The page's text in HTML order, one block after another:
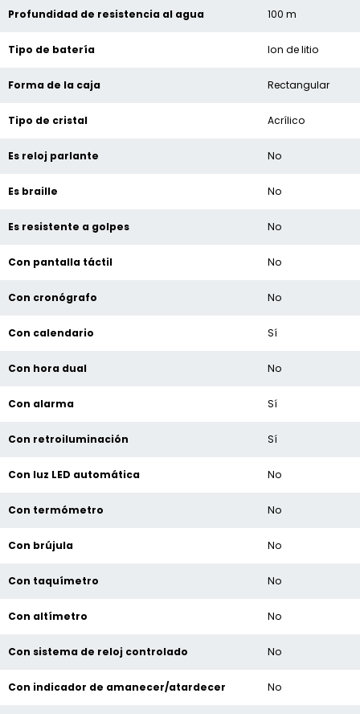
Profundidad de resistencia al agua 100 m
Tipo de batería Ion de litio
Forma de la caja Rectangular
Tipo de cristal Acrílico
Es reloj parlante No
Es braille No
Es resistente a golpes No
Con pantalla táctil No
Con cronógrafo No
Con calendario Sí
Con hora dual No
Con alarma Sí
Con retroiluminación Sí
Con luz LED automática No
Con termómetro No
Con brújula No
Con taquímetro No
Con altímetro No
Con sistema de reloj controlado No
Con indicador de amanecer/atardecer No